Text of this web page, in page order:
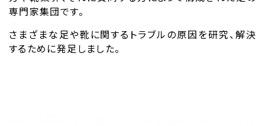
専門家集団です。
さまざまな足や靴に関するトラブルの原因を研究、解決
するために発足しました。